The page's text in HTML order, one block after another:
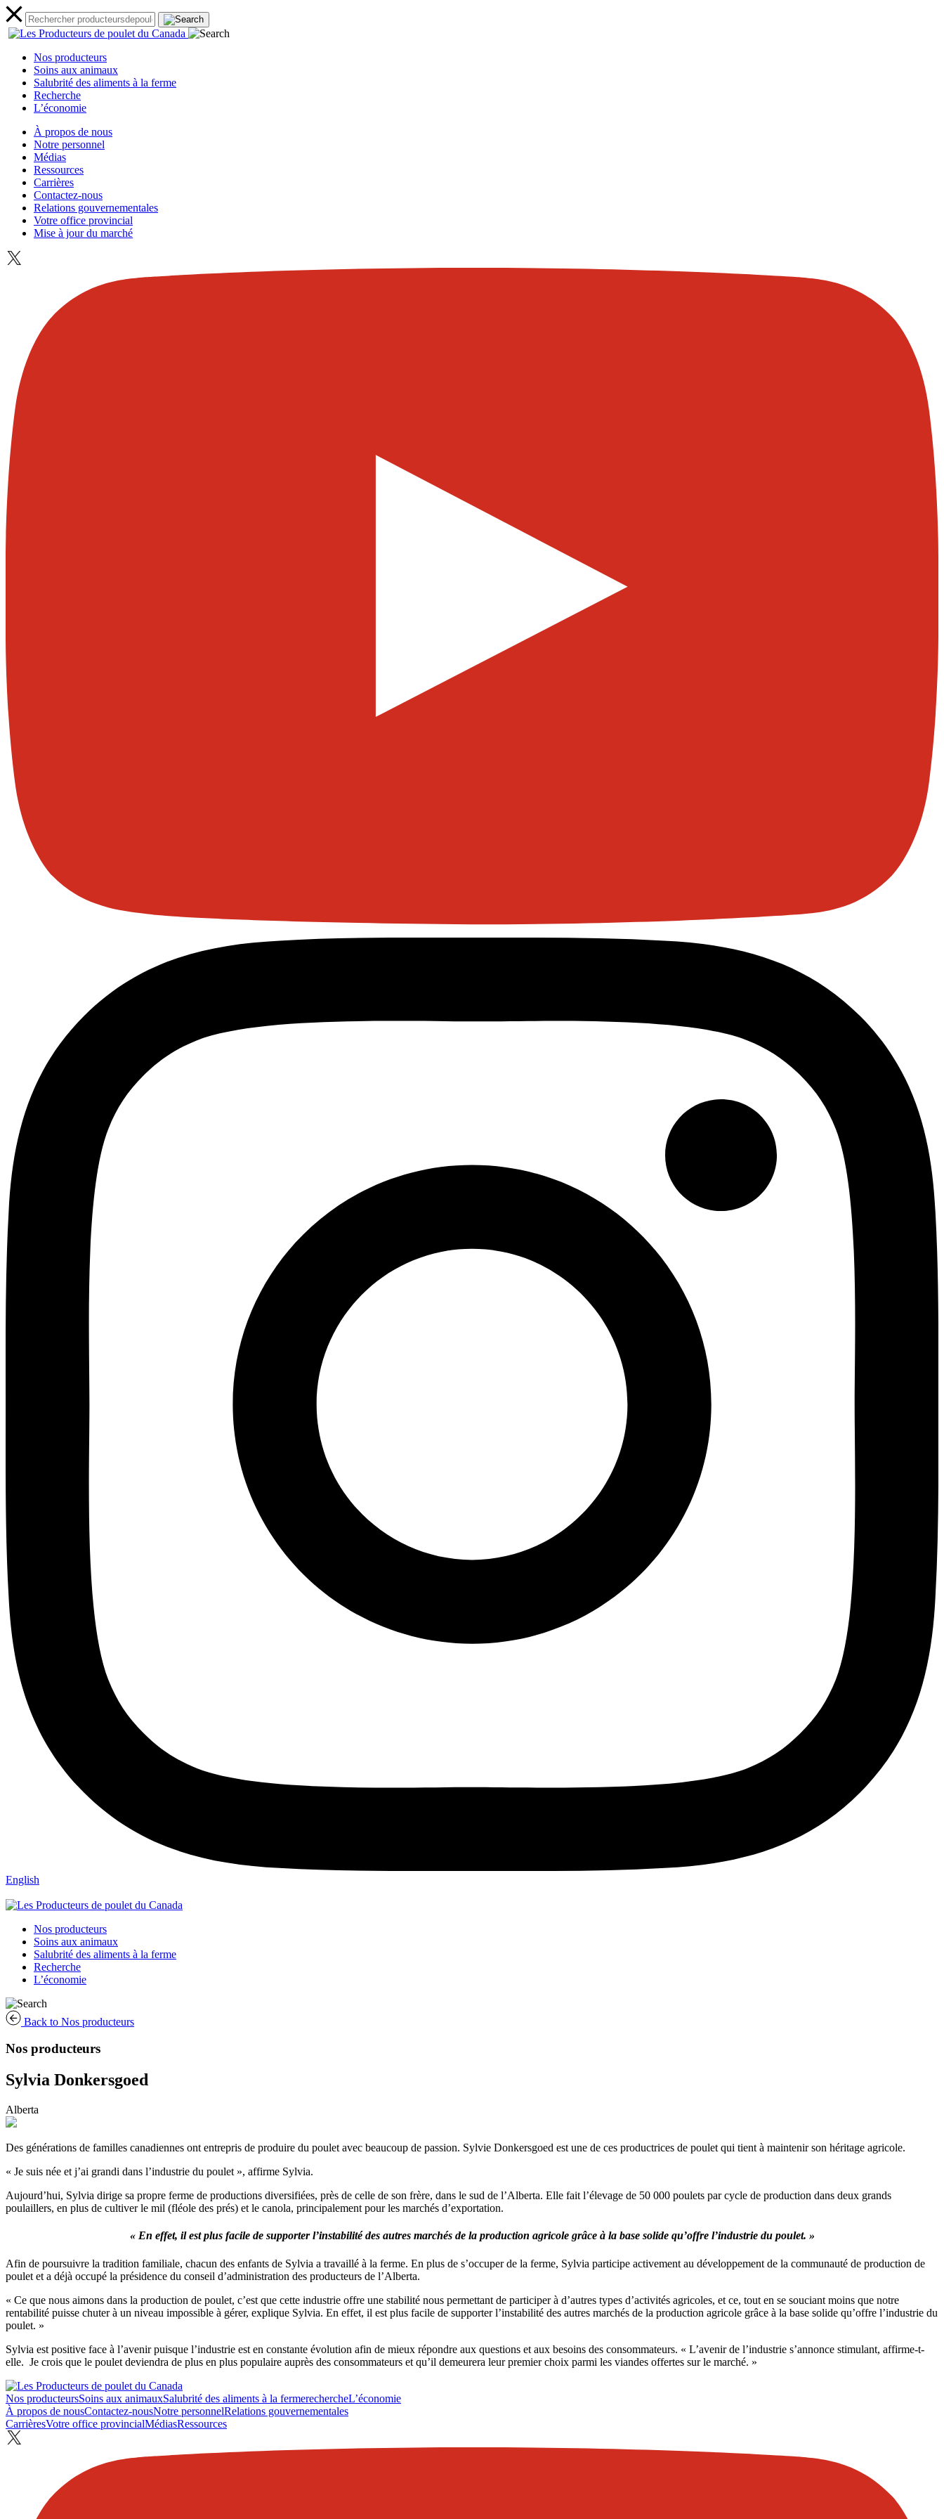
Nos producteurs
Soins aux animaux
Salubrité des aliments à la ferme
Recherche
L’économie
À propos de nous
Notre personnel
Médias
Ressources
Carrières
Contactez-nous
Relations gouvernementales
Votre office provincial
Mise à jour du marché
English
Nos producteurs
Soins aux animaux
Salubrité des aliments à la ferme
Recherche
L’économie
Back to Nos producteurs
Nos producteurs
Sylvia Donkersgoed
Alberta
Des générations de familles canadiennes ont entrepris de produire du poulet avec beaucoup de passion. Sylvie Donkersgoed est une de ces productrices de poulet qui tient à maintenir son héritage agricole.
« Je suis née et j’ai grandi dans l’industrie du poulet », affirme Sylvia.
Aujourd’hui, Sylvia dirige sa propre ferme de productions diversifiées, près de celle de son frère, dans le sud de l’Alberta. Elle fait l’élevage de 50 000 poulets par cycle de production dans deux grands
poulaillers, en plus de cultiver le mil (fléole des prés) et le canola, principalement pour les marchés d’exportation.
« En effet, il est plus facile de supporter l’instabilité des autres marchés de la production agricole grâce à la base solide qu’offre l’industrie du poulet. »
Afin de poursuivre la tradition familiale, chacun des enfants de Sylvia a travaillé à la ferme. En plus de s’occuper de la ferme, Sylvia participe activement au développement de la communauté de production de
poulet et a déjà occupé la présidence du conseil d’administration des producteurs de l’Alberta.
« Ce que nous aimons dans la production de poulet, c’est que cette industrie offre une stabilité nous permettant de participer à d’autres types d’activités agricoles, et ce, tout en se souciant moins que notre
rentabilité puisse chuter à un niveau impossible à gérer, explique Sylvia. En effet, il est plus facile de supporter l’instabilité des autres marchés de la production agricole grâce à la base solide qu’offre l’industrie du
poulet. »
Sylvia est positive face à l’avenir puisque l’industrie est en constante évolution afin de mieux répondre aux questions et aux besoins des consommateurs. « L’avenir de l’industrie s’annonce stimulant, affirme-t-
elle. Je crois que le poulet deviendra de plus en plus populaire auprès des consommateurs et qu’il demeurera leur premier choix parmi les viandes offertes sur le marché. »
Nos producteursSoins aux animauxSalubrité des aliments à la fermerechercheL’économie
À propos de nousContactez-nousNotre personnelRelations gouvernementales
CarrièresVotre office provincialMédiasRessources